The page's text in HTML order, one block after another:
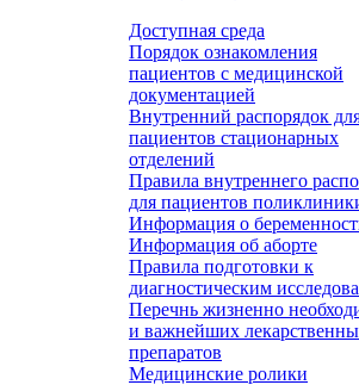
Доступная среда
Порядок ознакомления
пациентов с медицинской
документацией
Внутренний распорядок
пациентов стационарных
отделений
Правила внутреннего
для пациентов
Информация о
Информация об аборте
Правила подготовки к
диагностическим
Перечнь жизненно
и важнейших
препаратов
Медицинские ролики